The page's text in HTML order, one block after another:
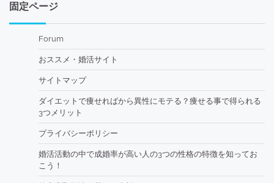
固定ページ
Forum
おススメ・婚活サイト
サイトマップ
ダイエットで痩せればから異性にモテる？痩せる事で得られる
3つメリット
プライバシーポリシー
婚活活動の中で成婚率が高い人の3つの性格の特徴を知ってお
こう！